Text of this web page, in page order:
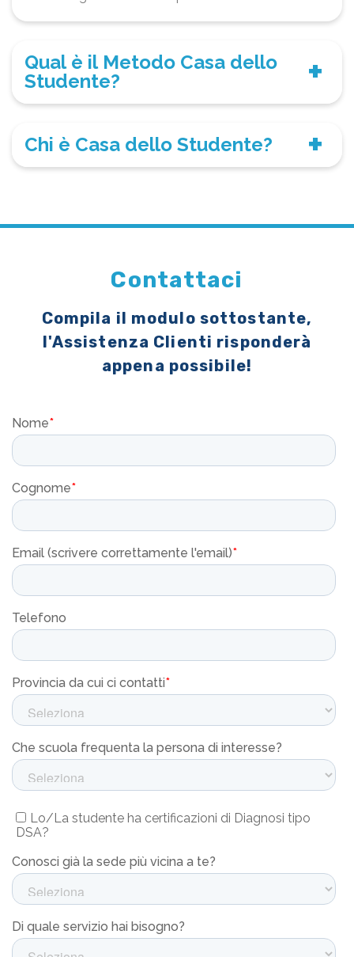
Qual è il Metodo Casa dello
Studente?
Chi è Casa dello Studente?
Contattaci
Compila il modulo sottostante,
l'Assistenza Clienti risponderà
appena possibile!